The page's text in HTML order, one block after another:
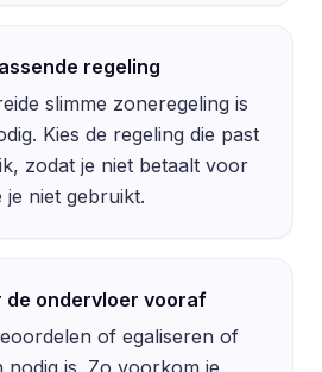
regeling
slimme zoneregeling is
Kies de regeling die past
zodat je niet betaalt voor
je niet gebruikt.
de ondervloer vooraf
of egaliseren of